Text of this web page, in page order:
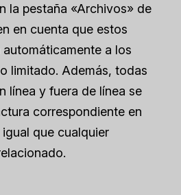
la pestaña «Archivos» de
en cuenta que estos
a los
limitado. Además, todas
línea y fuera de línea se
correspondiente en
que cualquier